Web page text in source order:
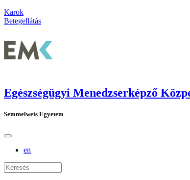
Karok
Betegellátás
Egészségügyi Menedzserképző
Semmelweis Egyetem
en